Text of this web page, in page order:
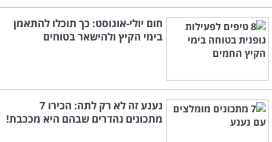
חום יולי-אוגוסט: כך תוכלו להתאמן
בימי הקיץ ולהישאר בטוחים
נענע זה לא רק לתה: הכירו 7
מתכונים נהדרים שבהם היא מככבת!